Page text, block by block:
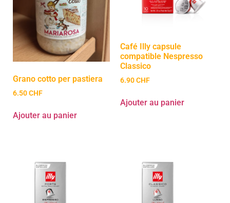
Grano cotto per pastiera
6.50CHF
Ajouter au panier
Café Illy capsule
compatible Nespresso
Classico
6.90CHF
Ajouter au panier